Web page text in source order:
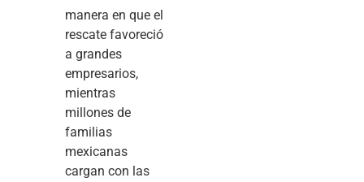
manera en que el
rescate favoreció
a grandes
empresarios,
mientras
millones de
familias
mexicanas
cargan con las